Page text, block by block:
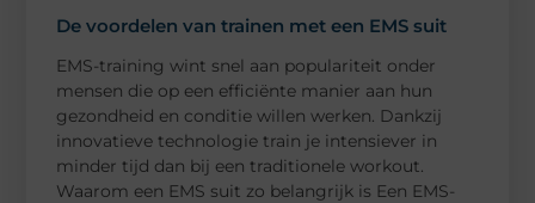
De voordelen van trainen met een EMS suit
EMS-training wint snel aan populariteit onder
mensen die op een efficiënte manier aan hun
gezondheid en conditie willen werken. Dankzij
innovatieve technologie train je intensiever in
minder tijd dan bij een traditionele workout.
Waarom een EMS suit zo belangrijk is Een EMS-